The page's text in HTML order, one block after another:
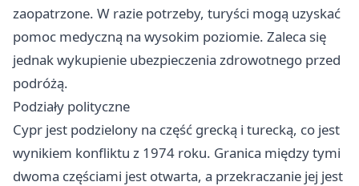
zaopatrzone. W razie potrzeby, turyści mogą uzyskać
pomoc medyczną na wysokim poziomie. Zaleca się
jednak wykupienie ubezpieczenia zdrowotnego przed
podróżą.
Podziały polityczne
Cypr jest podzielony na część grecką i turecką, co jest
wynikiem konfliktu z 1974 roku. Granica między tymi
dwoma częściami jest otwarta, a przekraczanie jej jest